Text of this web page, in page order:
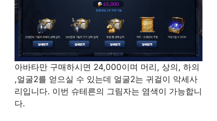
아바타만 구매하시면 24,000이며 머리, 상의, 하의
,얼굴2를 얻으실 수 있는데 얼굴2는 귀걸이 악세사
리입니다. 이번 슈테른의 그림자는 염색이 가능합니
다.